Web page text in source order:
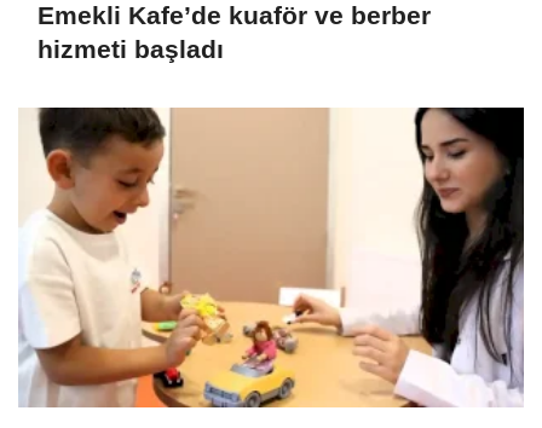
Emekli Kafe’de kuaför ve berber
hizmeti başladı